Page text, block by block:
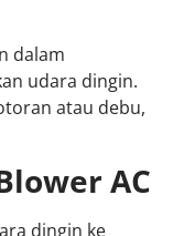
dalam
udara dingin.
atau debu,
AC
dingin ke